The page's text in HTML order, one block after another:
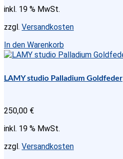
inkl. 19 % MwSt.
zzgl. Versandkosten
In den Warenkorb
LAMY studio Palladium Goldfeder
250,00 €
inkl. 19 % MwSt.
zzgl. Versandkosten